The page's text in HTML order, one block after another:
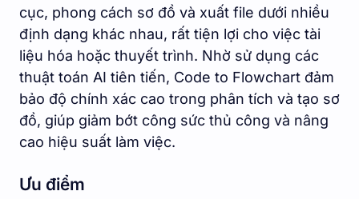
cục, phong cách sơ đồ và xuất file dưới nhiều
định dạng khác nhau, rất tiện lợi cho việc tài
liệu hóa hoặc thuyết trình. Nhờ sử dụng các
thuật toán AI tiên tiến, Code to Flowchart đảm
bảo độ chính xác cao trong phân tích và tạo sơ
đồ, giúp giảm bớt công sức thủ công và nâng
cao hiệu suất làm việc.
Ưu điểm